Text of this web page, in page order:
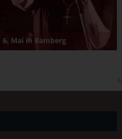
Mai in Bamberg